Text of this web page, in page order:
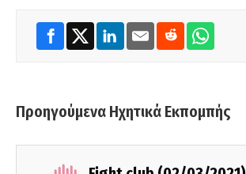
Προηγούμενα Ηχητικά Εκπομπής